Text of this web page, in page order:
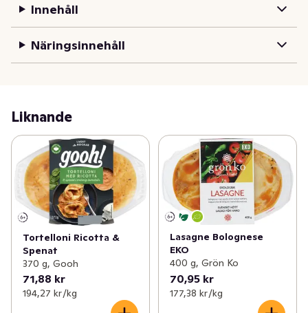
tomatsås gjord på bland annat färsk basilika och selleri.
Innehåll
Näringsinnehåll
Liknande
Tortelloni Ricotta &
Spenat
370 g, Gooh
71,88 kr
194,27 kr /kg
Lasagne Bolognese
EKO
400 g, Grön Ko
70,95 kr
177,38 kr /kg